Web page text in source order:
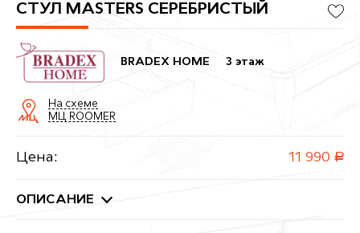
СТУЛ MASTERS СЕРЕБРИСТЫЙ
BRADEX HOME 3 этаж
На схеме
МЦ ROOMER
Цена: 11 990 руб.
ОПИСАНИЕ